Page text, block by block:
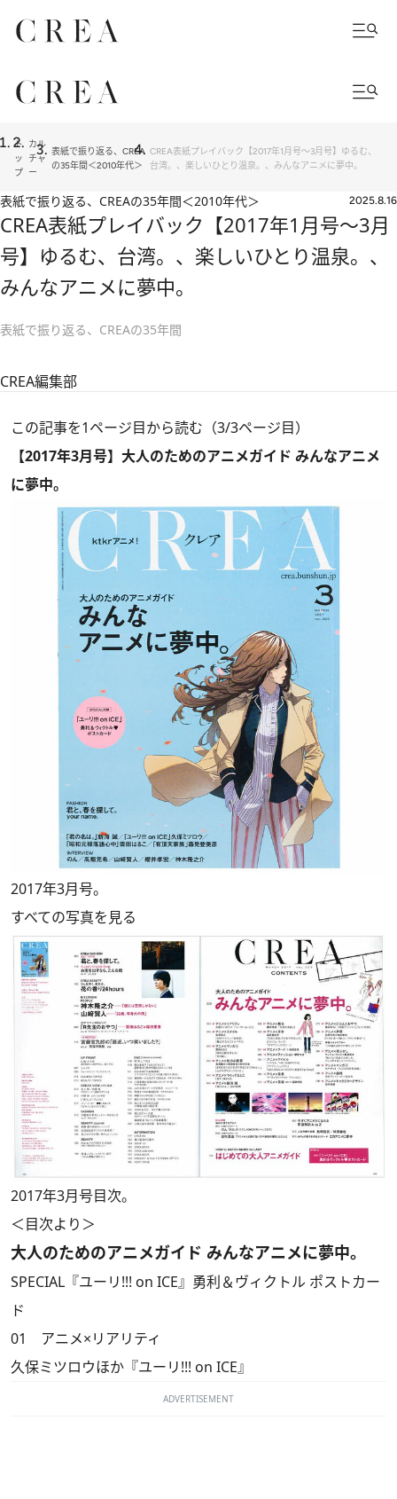
ト
ッ
プ
カル
チャ
ー
表紙で振り返る、CREA
の35年間＜2010年代＞
CREA表紙プレイバック【2017年1月号～3月号】ゆるむ、
台湾。、楽しいひとり温泉。、みんなアニメに夢中。
表紙で振り返る、CREAの35年間＜2010年代＞ 2025.8.16
CREA表紙プレイバック【2017年1月号～3月
号】ゆるむ、台湾。、楽しいひとり温泉。、
みんなアニメに夢中。
表紙で振り返る、CREAの35年間
CREA編集部
この記事を1ページ目から読む（3/3ページ目）
【2017年3月号】大人のためのアニメガイド みんなアニメ
に夢中。
2017年3月号。
すべての写真を見る
2017年3月号目次。
＜目次より＞​
大人のためのアニメガイド みんなアニメに夢中。
SPECIAL『ユーリ!!! on ICE』勇利＆ヴィクトル ポストカー
ド
01 アニメ×リアリティ
久保ミツロウほか『ユーリ!!! on ICE』
ADVERTISEMENT